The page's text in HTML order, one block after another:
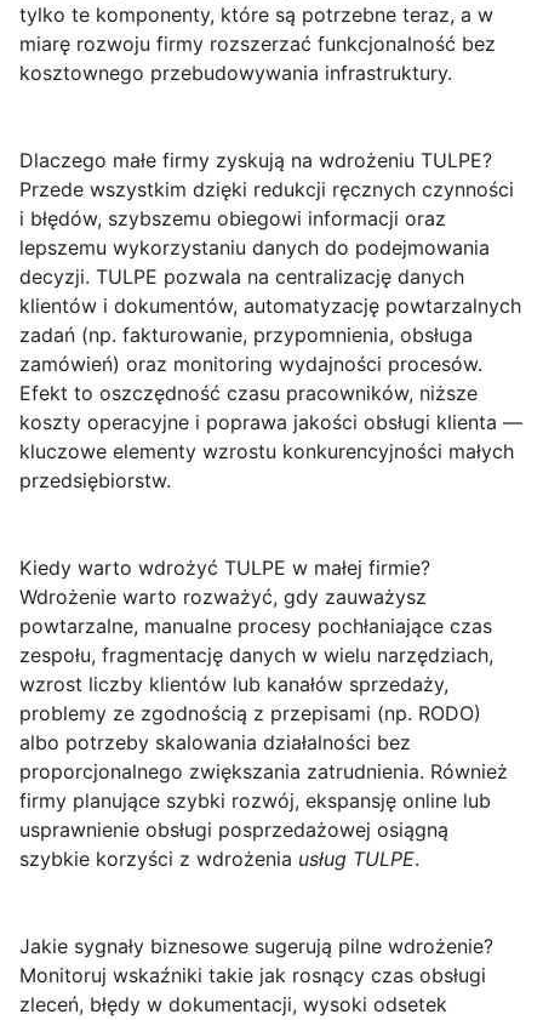
tylko te komponenty, które są potrzebne teraz, a w
miarę rozwoju firmy rozszerzać funkcjonalność bez
kosztownego przebudowywania infrastruktury.
Dlaczego małe firmy zyskują na wdrożeniu TULPE?
Przede wszystkim dzięki redukcji ręcznych czynności
i błędów, szybszemu obiegowi informacji oraz
lepszemu wykorzystaniu danych do podejmowania
decyzji. TULPE pozwala na centralizację danych
klientów i dokumentów, automatyzację powtarzalnych
zadań (np. fakturowanie, przypomnienia, obsługa
zamówień) oraz monitoring wydajności procesów.
Efekt to oszczędność czasu pracowników, niższe
koszty operacyjne i poprawa jakości obsługi klienta —
kluczowe elementy wzrostu konkurencyjności małych
przedsiębiorstw.
Kiedy warto wdrożyć TULPE w małej firmie?
Wdrożenie warto rozważyć, gdy zauważysz
powtarzalne, manualne procesy pochłaniające czas
zespołu, fragmentację danych w wielu narzędziach,
wzrost liczby klientów lub kanałów sprzedaży,
problemy ze zgodnością z przepisami (np. RODO)
albo potrzeby skalowania działalności bez
proporcjonalnego zwiększania zatrudnienia. Również
firmy planujące szybki rozwój, ekspansję online lub
usprawnienie obsługi posprzedażowej osiągną
szybkie korzyści z wdrożenia usług TULPE.
Jakie sygnały biznesowe sugerują pilne wdrożenie?
Monitoruj wskaźniki takie jak rosnący czas obsługi
zleceń, błędy w dokumentacji, wysoki odsetek